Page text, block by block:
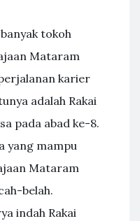
tokoh
Mataram
karier
adalah Rakai
pada abad ke-8.
yang mampu
Mataram
belah.
indah Rakai